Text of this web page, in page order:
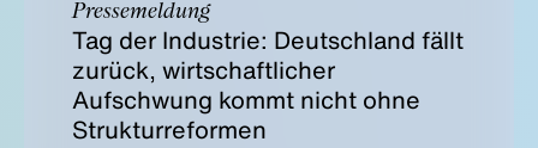
Pressemeldung
Tag der Industrie: Deutschland fällt
zurück, wirtschaftlicher
Aufschwung kommt nicht ohne
Strukturreformen